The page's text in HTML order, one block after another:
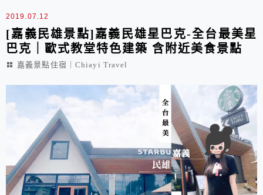
2019.07.12
[嘉義民雄景點]嘉義民雄星巴克-全台最美星
巴克｜歐式教堂特色建築 含附近美食景點
嘉義景點住宿｜Chiayi Travel